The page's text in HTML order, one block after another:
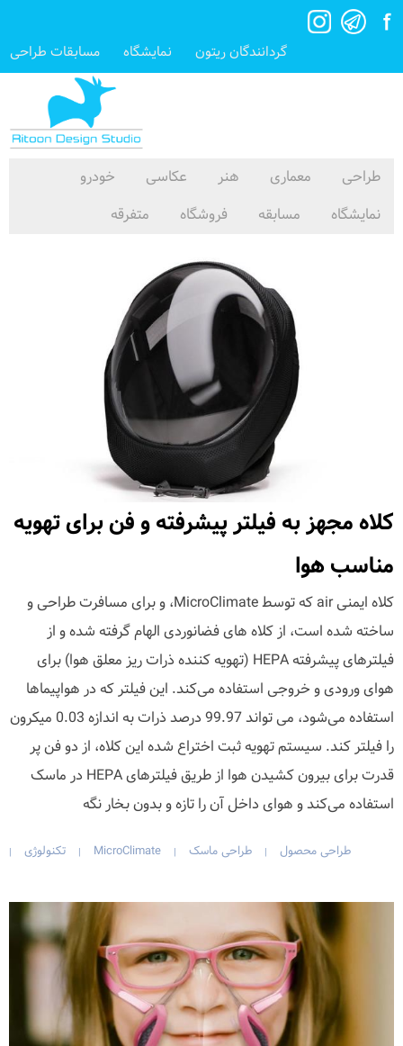
گردانندگان ریتون نمایشگاه مسابقات طراحی
طراحی معماری هنر عکاسی
خودرو
نمایشگاه
مسابقه فروشگاه متفرقه
کلاه مجهز به فیلتر پیشرفته و فن برای تهویه
مناسب هوا
کلاه ایمنی air که توسط MicroClimate، و برای مسافرت طراحی و
ساخته شده است، از کلاه های فضانوردی الهام گرفته شده و از
فیلترهای پیشرفته HEPA (تهویه کننده ذرات ریز معلق هوا) برای
هوای ورودی و خروجی استفاده می‌کند. این فیلتر که در هواپیماها
استفاده می‌شود، می تواند 99.97 درصد ذرات به اندازه 0.03 میکرون
را فیلتر کند. سیستم تهویه ثبت اختراع شده این کلاه، از دو فن پر
قدرت برای بیرون کشیدن هوا از طریق فیلترهای HEPA در ماسک
استفاده می‌کند و هوای داخل آن را تازه و بدون بخار نگه
طراحی محصول | طراحی ماسک |
MicroClimate
| تکنولوژی |